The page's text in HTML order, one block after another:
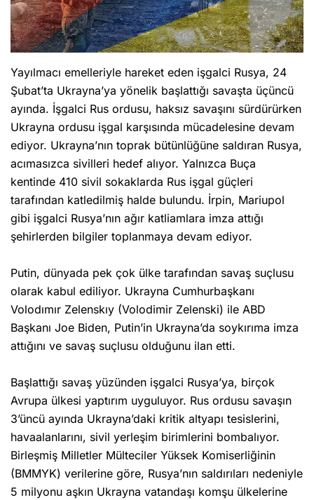
Yayılmacı emelleriyle hareket eden işgalci Rusya, 24
Şubat’ta Ukrayna’ya yönelik başlattığı savaşta üçüncü
ayında. İşgalci Rus ordusu, haksız savaşını sürdürürken
Ukrayna ordusu işgal karşısında mücadelesine devam
ediyor. Ukrayna’nın toprak bütünlüğüne saldıran Rusya,
acımasızca sivilleri hedef alıyor. Yalnızca Buça
kentinde 410 sivil sokaklarda Rus işgal güçleri
tarafından katledilmiş halde bulundu. İrpin, Mariupol
gibi işgalci Rusya’nın ağır katliamlara imza attığı
şehirlerden bilgiler toplanmaya devam ediyor.
Putin, dünyada pek çok ülke tarafından savaş suçlusu
olarak kabul ediliyor. Ukrayna Cumhurbaşkanı
Volodımır Zelenskıy (Volodimir Zelenski) ile ABD
Başkanı Joe Biden, Putin’in Ukrayna’da soykırıma imza
attığını ve savaş suçlusu olduğunu ilan etti.
Başlattığı savaş yüzünden işgalci Rusya’ya, birçok
Avrupa ülkesi yaptırım uyguluyor. Rus ordusu savaşın
3’üncü ayında Ukrayna’daki kritik altyapı tesislerini,
havaalanlarını, sivil yerleşim birimlerini bombalıyor.
Birleşmiş Milletler Mülteciler Yüksek Komiserliğinin
(BMMYK) verilerine göre, Rusya’nın saldırıları nedeniyle
5 milyonu aşkın Ukrayna vatandaşı komşu ülkelerine